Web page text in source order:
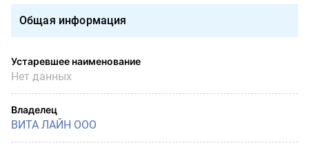
Общая информация
Устаревшее наименование
Нет данных
Владелец
ВИТА ЛАЙН ООО